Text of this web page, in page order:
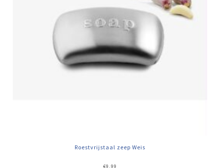
Roestvrijstaal zeep Weis
€9,99